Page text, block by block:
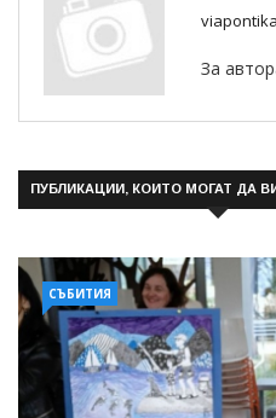
За
ПУБЛИКАЦИИ, КОИТО МОГАТ ДА
СЪБИТИЯ